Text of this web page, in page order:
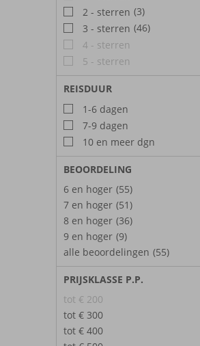
2 - sterren (3)
3 - sterren (46)
4 - sterren
5 - sterren
REISDUUR
1-6 dagen
7-9 dagen
10 en meer dgn
BEOORDELING
6 en hoger (55)
7 en hoger (51)
8 en hoger (36)
9 en hoger (9)
alle beoordelingen (55)
PRIJSKLASSE P.P.
tot € 200
tot € 300
tot € 400